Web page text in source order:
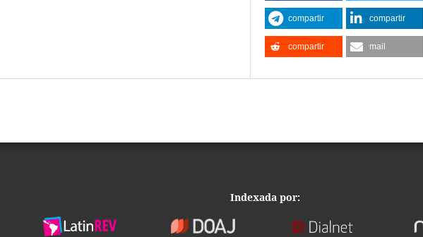
compartir compartir
compartir mail
Indexada por: